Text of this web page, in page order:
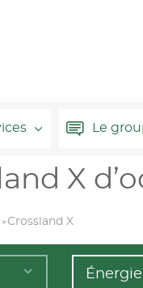
Le
X
Crossland X
Énergie